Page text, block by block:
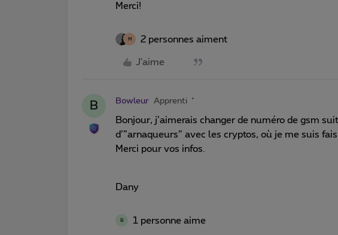
Merci!
M 2 personnes aiment
J'aime
B Bowleur Apprenti
Bonjour, j’aimerais changer de numéro de gsm
d’”arnaqueurs” avec les cryptos, où je me suis
Merci pour vos infos.
Dany
B 1 personne aime